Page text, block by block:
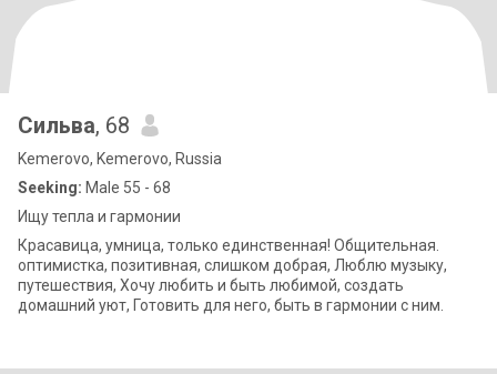
Сильва, 68
Kemerovo, Kemerovo, Russia
Seeking: Male 55 - 68
Ищу тепла и гармонии
Красавица, умница, только единственная! Общительная.
оптимистка, позитивная, слишком добрая, Люблю музыку,
путешествия, Хочу любить и быть любимой, создать
домашний уют, Готовить для него, быть в гармонии с ним.